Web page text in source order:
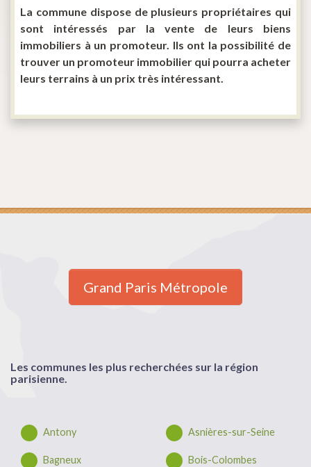
La commune dispose de plusieurs propriétaires qui
sont intéressés par la vente de leurs biens
immobiliers à un promoteur. Ils ont la possibilité de
trouver un promoteur immobilier qui pourra acheter
leurs terrains à un prix très intéressant.
Grand Paris Métropole
Les communes les plus recherchées sur la région
parisienne.
Antony Asnières-sur-Seine
Bagneux Bois-Colombes